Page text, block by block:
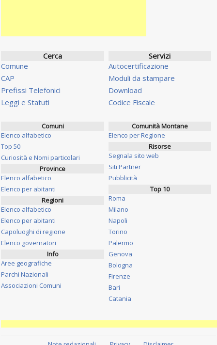
Cerca
Comune
CAP
Prefissi Telefonici
Leggi e Statuti
Servizi
Autocertificazione
Moduli da stampare
Download
Codice Fiscale
Comuni
Elenco alfabetico
Top 50
Curiosità e Nomi particolari
Province
Elenco alfabetico
Elenco per abitanti
Regioni
Elenco alfabetico
Elenco per abitanti
Capoluoghi di regione
Elenco governatori
Info
Aree geografiche
Parchi Nazionali
Associazioni Comuni
Comunità Montane
Elenco per Regione
Risorse
Segnala sito web
Siti Partner
Pubblicità
Top 10
Roma
Milano
Napoli
Torino
Palermo
Genova
Bologna
Firenze
Bari
Catania